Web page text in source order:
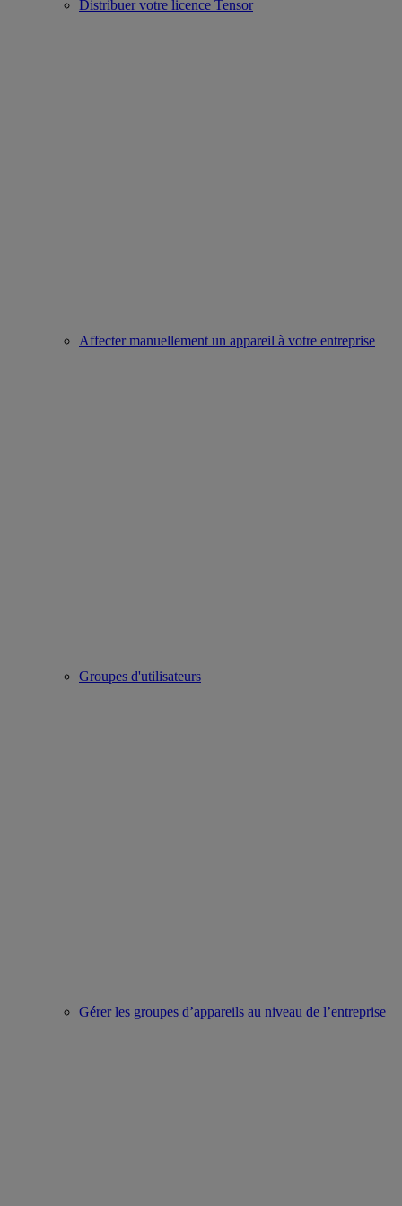
Distribuer votre licence Tensor
Affecter manuellement un appareil à votre entreprise
Groupes d'utilisateurs
Gérer les groupes d’appareils au niveau de l’entreprise